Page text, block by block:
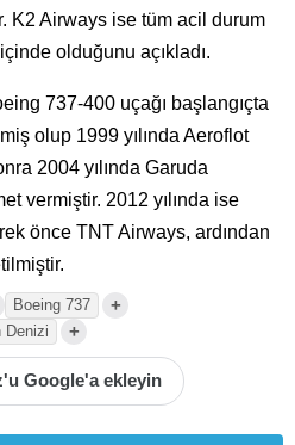
K2 Airways ise tüm acil durum
olduğunu açıkladı.
737-400 uçağı başlangıçta
olup 1999 yılında Aeroflot
2004 yılında Garuda
vermiştir. 2012 yılında ise
önce TNT Airways, ardından
Boeing 737 +
Denizi +
Google'a ekleyin